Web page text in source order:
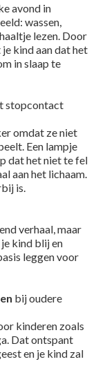
avond in
wassen,
lezen. Door
kind aan dat het
in slaap te
stopcontact
omdat ze niet
Een lampje
dat het niet te fel
aan het lichaam.
is.
verhaal, maar
kind blij en
leggen voor
bij oudere
kinderen zoals
Dat ontspant
en je kind zal